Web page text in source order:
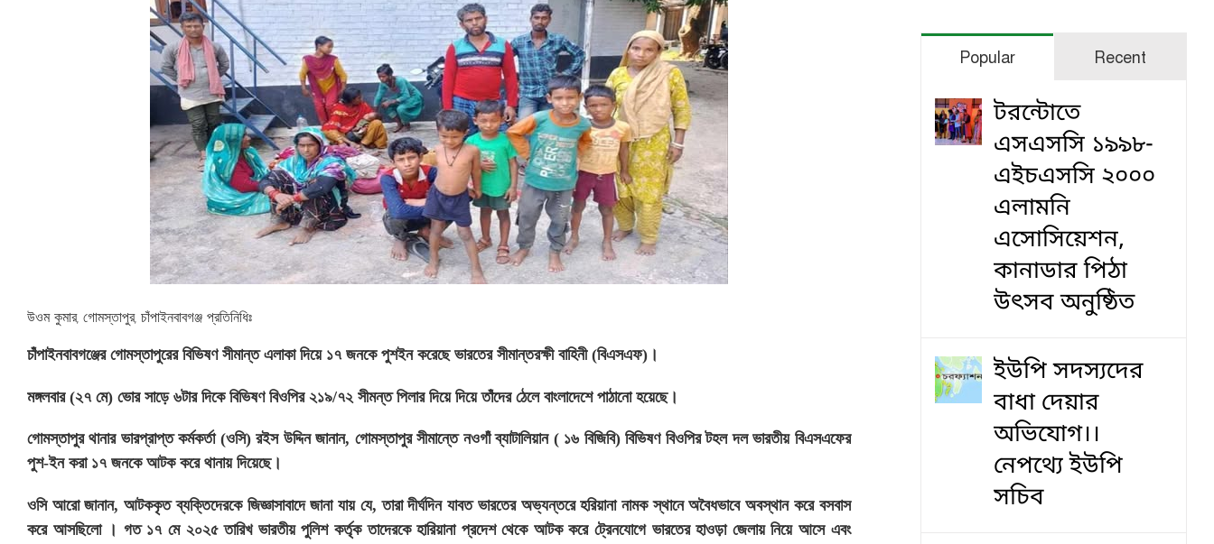
উওম কুমার, গোমস্তাপুর, চাঁপাইনবাবগঞ্জ প্রতিনিধিঃ
চাঁপাইনবাবগঞ্জের গোমস্তাপুরের বিভিষণ সীমান্ত এলাকা দিয়ে ১৭ জনকে পুশইন করেছে ভারতের সীমান্তরক্ষী বাহিনী (বিএসএফ)।
মঙ্গলবার (২৭ মে) ভোর সাড়ে ৬টার দিকে বিভিষণ বিওপির ২১৯/৭২ সীমন্ত পিলার দিয়ে দিয়ে তাঁদের ঠেলে বাংলাদেশে পাঠানো হয়েছে।
গোমস্তাপুর থানার ভারপ্রাপ্ত কর্মকর্তা (ওসি) রইস উদ্দিন জানান, গোমস্তাপুর সীমান্তে নওগাঁ ব্যাটালিয়ান ( ১৬ বিজিবি) বিভিষণ বিওপির টহল দল ভারতীয় বিএসএফের
পুশ-ইন করা ১৭ জনকে আটক করে থানায় দিয়েছে।
ওসি আরো জানান, আটককৃত ব্যক্তিদেরকে জিজ্ঞাসাবাদে জানা যায় যে, তারা দীর্ঘদিন যাবত ভারতের অভ্যন্তরে হরিয়ানা নামক স্থানে অবৈধভাবে অবস্থান করে বসবাস
করে আসছিলো । গত ১৭ মে ২০২৫ তারিখ ভারতীয় পুলিশ কর্তৃক তাদেরকে হারিয়ানা প্রদেশ থেকে আটক করে ট্রেনযোগে ভারতের হাওড়া জেলায় নিয়ে আসে এবং
Popular Recent
টরন্টোতে
এসএসসি ১৯৯৮-
এইচএসসি ২০০০
এলামনি
এসোসিয়েশন,
কানাডার পিঠা
উৎসব অনুষ্ঠিত
ইউপি সদস্যদের
বাধা দেয়ার
অভিযোগ।।
নেপথ্যে ইউপি
সচিব